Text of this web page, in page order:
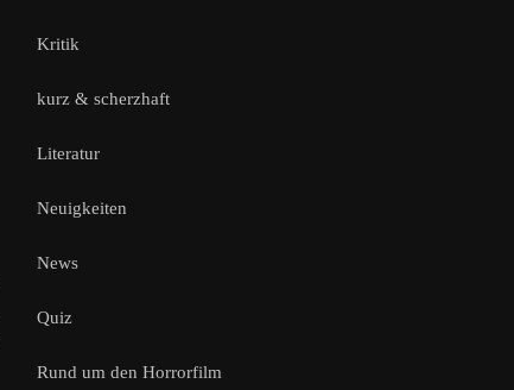
Kritik
kurz & scherzhaft
Literatur
Neuigkeiten
News
Quiz
Rund um den Horrorfilm